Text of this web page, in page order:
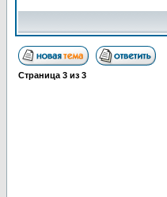
Страница 3 из 3